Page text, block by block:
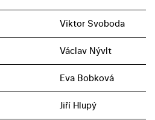
Viktor Svoboda
Václav Nývlt
Eva Bobková
Jiří Hlupý